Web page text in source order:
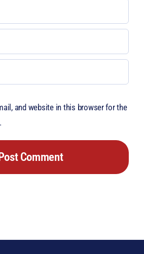
and website in this browser for the